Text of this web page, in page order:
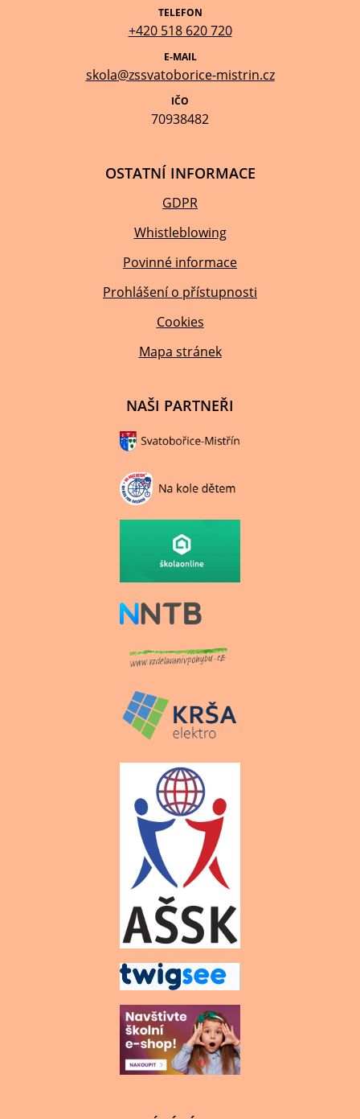
TELEFON
+420 518 620 720
E-MAIL
skola@zssvatoborice-mistrin.cz
IČO
70938482
OSTATNÍ INFORMACE
GDPR
Whistleblowing
Povinné informace
Prohlášení o přístupnosti
Cookies
Mapa stránek
NAŠI PARTNEŘI